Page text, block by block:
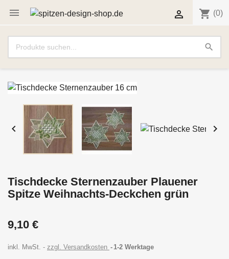
 shopping_cart (0)

search
 
Tischdecke Sternenzauber Plauener
Spitze Weihnachts-Deckchen grün
9,10 €
inkl. MwSt. zzgl. Versandkosten 1-2 Werktage